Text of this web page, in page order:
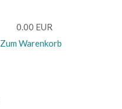
0.00 EUR
Zum Warenkorb